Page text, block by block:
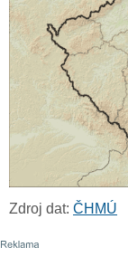
Zdroj dat: ČHMÚ